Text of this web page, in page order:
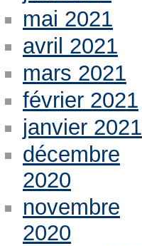
mai 2021
avril 2021
mars 2021
février 2021
janvier 2021
décembre
2020
novembre
2020